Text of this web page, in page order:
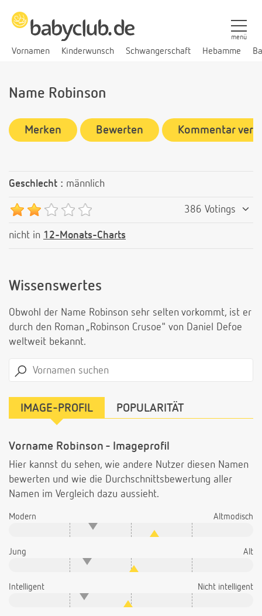
Vornamen Kinderwunsch Schwangerschaft Hebamme
menü
Name Robinson
Merken Bewerten Kommentar
Geschlecht : männlich
386 Votings
nicht in 12-Monats-Charts
Wissenswertes
Obwohl der Name Robinson sehr selten vorkommt, ist er
durch den Roman „Robinson Crusoe" von Daniel Defoe
weltweit bekannt.
IMAGE-PROFIL POPULARITÄT
Vorname Robinson - Imageprofil
Hier kannst du sehen, wie andere Nutzer diesen Namen
bewerten und wie die Durchschnittsbewertung aller
Namen im Vergleich dazu aussieht.
Modern Altmodisch
Jung Alt
Intelligent Nicht intelligent